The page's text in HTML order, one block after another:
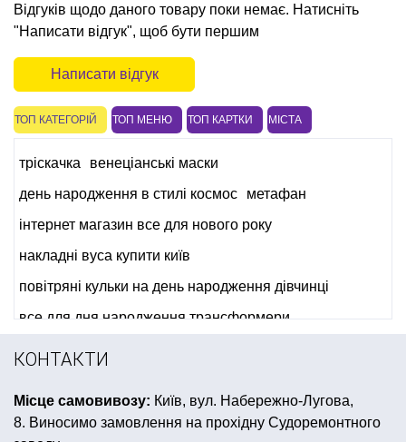
Відгуків щодо даного товару поки немає. Натисніть
"Написати відгук", щоб бути першим
Написати відгук
ТОП КАТЕГОРІЙ ТОП МЕНЮ ТОП КАРТКИ МІСТА
тріскачка
венеціанські маски
день народження в стилі космос
метафан
інтернет магазин все для нового року
накладні вуса купити київ
повітряні кульки на день народження дівчинці
все для дня народження трансформери
жовто блакитні кульки
маска злого клоуна
КОНТАКТИ
Місце самовивозу: Київ, вул. Набережно-Лугова,
8. Виносимо замовлення на прохідну Судоремонтного